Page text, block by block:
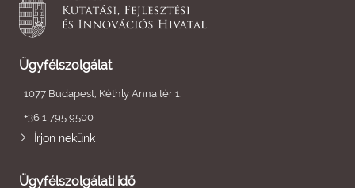
Ügyfélszolgálat
1077 Budapest, Kéthly Anna tér 1.
+36 1 795 9500
Írjon nekünk
Ügyfélszolgálati idő